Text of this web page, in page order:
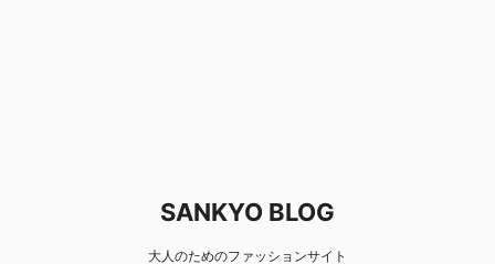
SANKYO BLOG
大人のためのファッションサイト